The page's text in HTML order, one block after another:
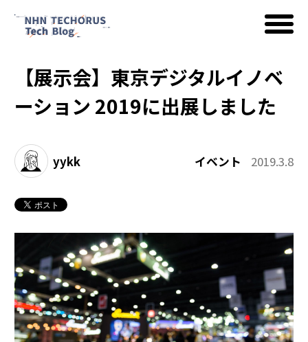
AWS
Google Cloud
イベント
コラム
その他
【展示会】東京デジタルイノベ
ーション 2019に出展しました
yykk イベント 2019.3.8